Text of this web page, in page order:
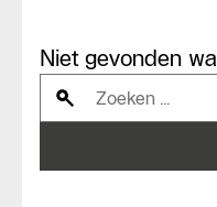
Niet gevonden